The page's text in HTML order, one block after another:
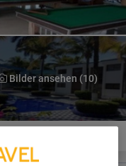
Bilder ansehen (10)